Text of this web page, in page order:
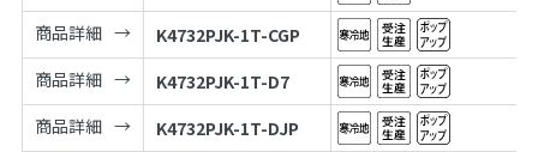
商品詳細
K4732PJK-1T-CGP
商品詳細
K4732PJK-1T-D7
商品詳細
K4732PJK-1T-DJP